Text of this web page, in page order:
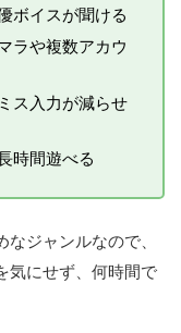
ボイスが聞ける
ラや複数アカウ
ス入力が減らせ
時間遊べる
ジャンルなので、
気にせず、何時間で